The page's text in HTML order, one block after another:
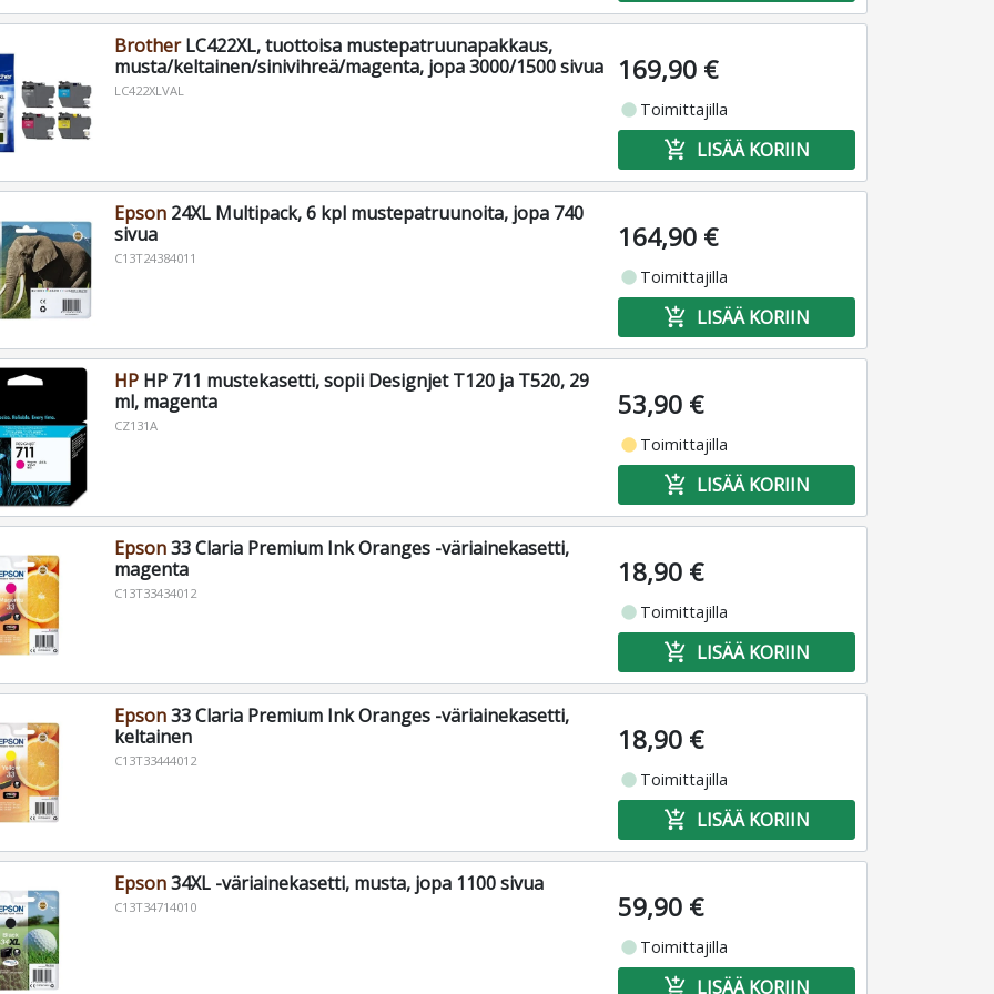
BrotherLC422XL, tuottoisa mustepatruunapakkaus,
musta/keltainen/sinivihreä/magenta, jopa 3000/1500 sivua
LC422XLVAL
169,90 €
fiber_manual_record Toimittajilla
add_shopping_cart LISÄÄ KORIIN
Epson24XL Multipack, 6 kpl mustepatruunoita, jopa 740
sivua
C13T24384011
164,90 €
fiber_manual_record Toimittajilla
add_shopping_cart LISÄÄ KORIIN
HPHP 711 mustekasetti, sopii Designjet T120 ja T520, 29
ml, magenta
CZ131A
53,90 €
fiber_manual_record Toimittajilla
add_shopping_cart LISÄÄ KORIIN
Epson33 Claria Premium Ink Oranges -väriainekasetti,
magenta
C13T33434012
18,90 €
fiber_manual_record Toimittajilla
add_shopping_cart LISÄÄ KORIIN
Epson33 Claria Premium Ink Oranges -väriainekasetti,
keltainen
C13T33444012
18,90 €
fiber_manual_record Toimittajilla
add_shopping_cart LISÄÄ KORIIN
Epson34XL -väriainekasetti, musta, jopa 1100 sivua
C13T34714010 59,90 €
fiber_manual_record Toimittajilla
add_shopping_cart LISÄÄ KORIIN